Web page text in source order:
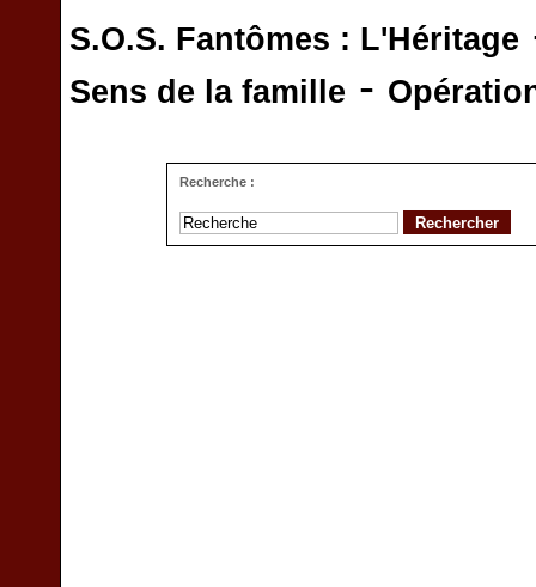
S.O.S. Fantômes : L'Héritage
Sens de la famille -
Recherche :